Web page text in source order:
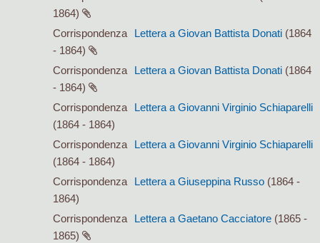
1864)
Corrispondenza
Lettera a Giovan Battista Donati (1864
- 1864)
Corrispondenza
Lettera a Giovan Battista Donati (1864
- 1864)
Corrispondenza
Lettera a Giovanni Virginio Schiaparelli
(1864 - 1864)
Corrispondenza
Lettera a Giovanni Virginio Schiaparelli
(1864 - 1864)
Corrispondenza
Lettera a Giuseppina Russo (1864 -
1864)
Corrispondenza
Lettera a Gaetano Cacciatore (1865 -
1865)